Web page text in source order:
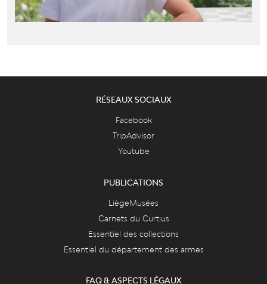
RÉSEAUX SOCIAUX
Facebook
TripAdvisor
Youtube
PUBLICATIONS
LiègeMusées
Carnets du Curtius
Essentiel des collections
Essentiel du département des armes
FAQ & ASPECTS LÉGAUX